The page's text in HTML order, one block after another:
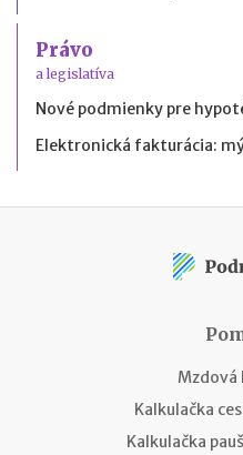
Právo
a legislatíva
Nové podmienky pre
Elektronická fakturácia:
Mzdová
Kalkulačka
Kalkulačka